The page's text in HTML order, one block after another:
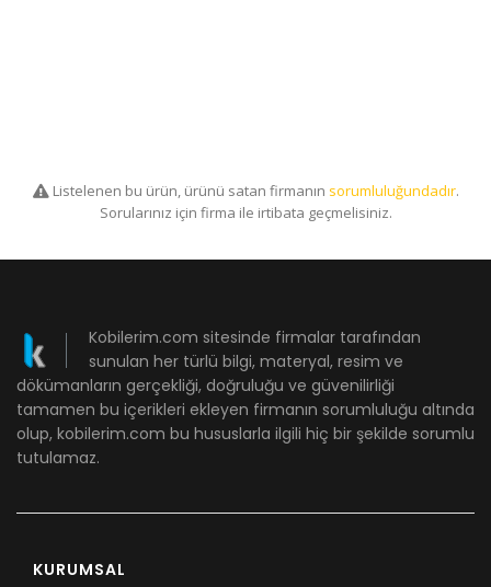
Listelenen bu ürün, ürünü satan firmanın sorumluluğundadır.
Sorularınız için firma ile irtibata geçmelisiniz.
Kobilerim.com sitesinde firmalar tarafından
sunulan her türlü bilgi, materyal, resim ve
dökümanların gerçekliği, doğruluğu ve güvenilirliği
tamamen bu içerikleri ekleyen firmanın sorumluluğu altında
olup, kobilerim.com bu hususlarla ilgili hiç bir şekilde sorumlu
tutulamaz.
KURUMSAL